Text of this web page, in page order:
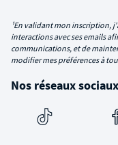
¹En validant mon inscription,
interactions avec ses emails
communications, et de
modifier mes préférences à
Nos réseaux sociaux